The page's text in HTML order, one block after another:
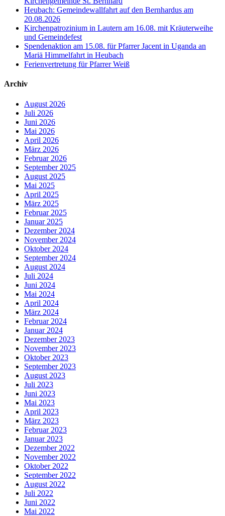
Heubach: Gemeindewallfahrt auf den Bernhardus am
20.08.2026
Kirchenpatrozinium in Lautern am 16.08. mit Kräuterweihe
und Gemeindefest
Spendenaktion am 15.08. für Pfarrer Jacent in Uganda an
Mariä Himmelfahrt in Heubach
Ferienvertretung für Pfarrer Weiß
Archiv
August 2026
Juli 2026
Juni 2026
Mai 2026
April 2026
März 2026
Februar 2026
September 2025
August 2025
Mai 2025
April 2025
März 2025
Februar 2025
Januar 2025
Dezember 2024
November 2024
Oktober 2024
September 2024
August 2024
Juli 2024
Juni 2024
Mai 2024
April 2024
März 2024
Februar 2024
Januar 2024
Dezember 2023
November 2023
Oktober 2023
September 2023
August 2023
Juli 2023
Juni 2023
Mai 2023
April 2023
März 2023
Februar 2023
Januar 2023
Dezember 2022
November 2022
Oktober 2022
September 2022
August 2022
Juli 2022
Juni 2022
Mai 2022